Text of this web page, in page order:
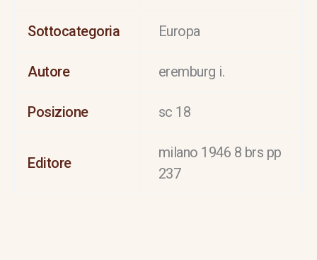
Sottocategoria Europa
Autore eremburg i.
Posizione sc 18
Editore
milano 1946 8 brs pp
237